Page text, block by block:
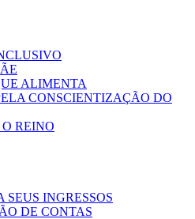
ALIMENTA
CONSCIENTIZAÇÃO DO
REINO
SEUS INGRESSOS
DE CONTAS